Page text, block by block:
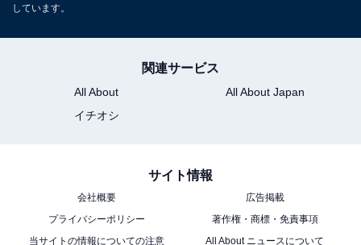
しています。
関連サービス
All About
All About Japan
イチオシ
サイト情報
会社概要
広告掲載
プライバシーポリシー
著作権・商標・免責事項
当サイトの情報についての注意
All About ニュースについて